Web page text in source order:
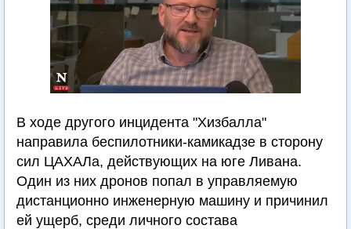
В ходе другого инцидента "Хизбалла"
направила беспилотники-камикадзе в сторону
сил ЦАХАЛа, действующих на юге Ливана.
Один из них дронов попал в управляемую
дистанционно инженерную машину и причинил
ей ущерб, среди личного состава